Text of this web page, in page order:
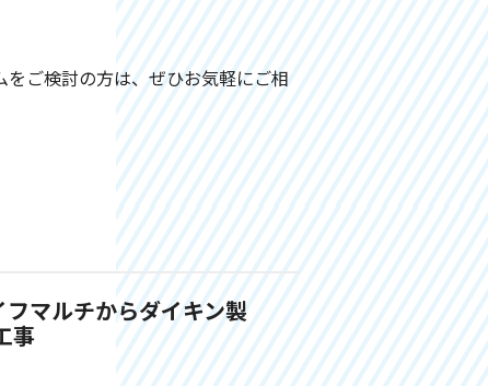
ご検討の方は、ぜひお気軽にご相
マルチからダイキン製
事